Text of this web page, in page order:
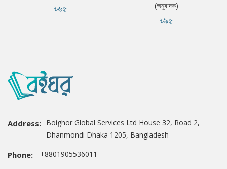
৳৬৫
(অনুবাদক)
৳৯৫
Address: Boighor Global Services Ltd House 32, Road 2,
Dhanmondi Dhaka 1205, Bangladesh
Phone: +8801905536011